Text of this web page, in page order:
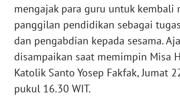
mengajak para guru untuk kembali
panggilan pendidikan sebagai
dan pengabdian kepada sesama.
disampaikan saat memimpin Misa
Katolik Santo Yosep Fakfak, Jumat
pukul 16.30 WIT.
DISCLAIMER
Wahana
News
Regional